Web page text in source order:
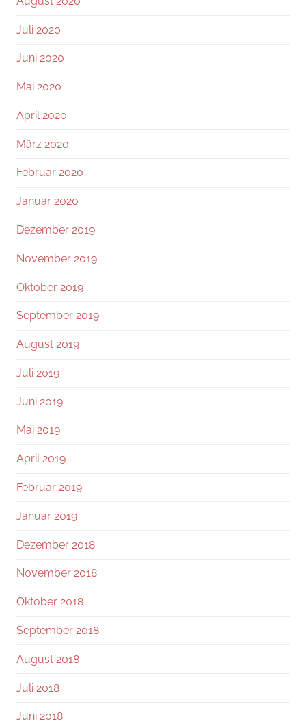
Juli 2020
Juni 2020
Mai 2020
April 2020
März 2020
Februar 2020
Januar 2020
Dezember 2019
November 2019
Oktober 2019
September 2019
August 2019
Juli 2019
Juni 2019
Mai 2019
April 2019
Februar 2019
Januar 2019
Dezember 2018
November 2018
Oktober 2018
September 2018
August 2018
Juli 2018
Juni 2018